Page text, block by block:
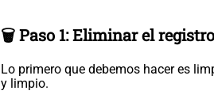
🗑️ Paso 1: Eliminar el
Lo primero que debemos hacer es
y limpio.